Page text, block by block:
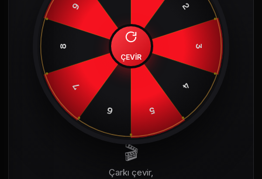
2
3
4
5
6
7
8
9
ÇEVİR
🎬
Çarkı çevir,